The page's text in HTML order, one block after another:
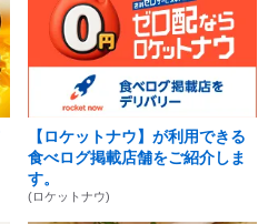
【ロケットナウ】が利用できる
食べログ掲載店舗をご紹介しま
す。
(ロケットナウ)